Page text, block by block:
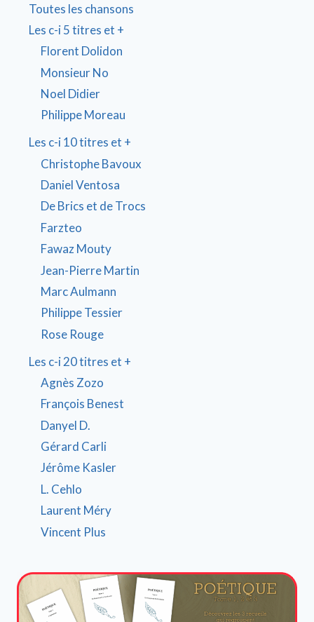
Toutes les chansons
Les c-i 5 titres et +
Florent Dolidon
Monsieur No
Noel Didier
Philippe Moreau
Les c-i 10 titres et +
Christophe Bavoux
Daniel Ventosa
De Brics et de Trocs
Farzteo
Fawaz Mouty
Jean-Pierre Martin
Marc Aulmann
Philippe Tessier
Rose Rouge
Les c-i 20 titres et +
Agnès Zozo
François Benest
Danyel D.
Gérard Carli
Jérôme Kasler
L. Cehlo
Laurent Méry
Vincent Plus